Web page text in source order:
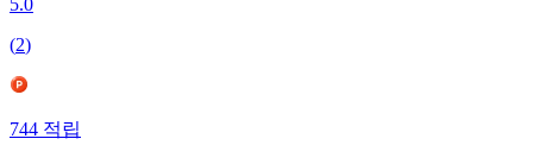
5.0
(2)
744적립